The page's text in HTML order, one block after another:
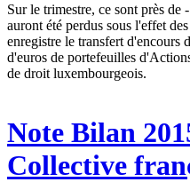
Sur le trimestre, ce sont près
auront été perdus sous l'effet
enregistre le transfert d'encours
d'euros de portefeuilles
de droit luxembourgeois.
Note Bilan
Collective